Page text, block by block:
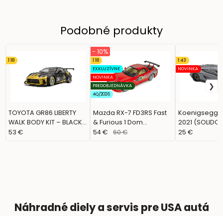
Podobné produkty
TOYOTA GR86 LIBERTY
WALK BODY KIT – BLACK
& GOLD – 2024 (SOLIDO,
1:18
53 €
Mazda RX-7 FD3RS Fast
& Furious 1 Dom
(SOLIDO, S1810610)
1:18
EXKLUZÍVNE
NOVINKA
PREDOBJEDNÁVKA
4Q/2026
- 10%
54 € 60 €
Koenigsegg
2021 (SOLIDO,
1:43
NOVINKA
25 €
Náhradné diely a servis pre USA autá